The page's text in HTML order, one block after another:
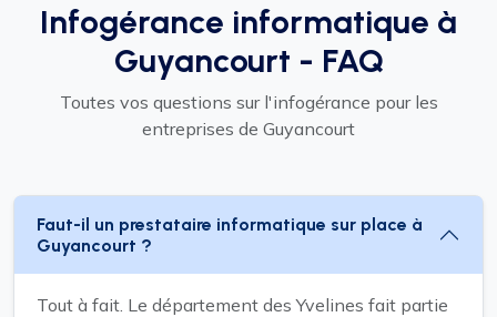
Infogérance informatique à
Guyancourt - FAQ
Toutes vos questions sur l'infogérance pour les
entreprises de Guyancourt
Faut-il un prestataire informatique sur place à
Guyancourt ?
Tout à fait. Le département des Yvelines fait partie